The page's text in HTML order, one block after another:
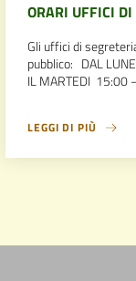
ORARI UFFICI DI
Gli uffici di
pubblico: DAL
IL MARTEDI
LEGGI DI PIÙ